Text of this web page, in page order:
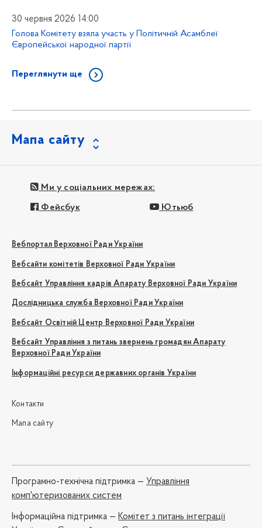
30 червня 2026 14:00
Голова Комітету взяла участь у Політичній Асамблеї
Європейської народної партії
Переглянути ще
Мапа сайту
Ми у соціальних мережах:
Фейсбук Ютьюб
Вебпортал Верховної Ради України
Вебсайти комітетів Верховної Ради України
Вебсайт Управління кадрів Апарату Верховної Ради України
Дослідницька служба Верховної Ради України
Вебсайт Освітній Центр Верховної Ради України
Вебсайт Управління з питань звернень громадян Апарату
Верховної Ради України
Інформаційні ресурси державних органів України
Контакти
Мапа сайту
Програмно-технічна підтримка — Управління
комп'ютеризованих систем
Iнформаційна підтримка — Комітет з питань інтеграції